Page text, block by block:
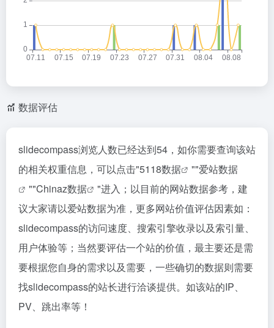
数据评估
slidecompass浏览人数已经达到54，如你需要查询该站
的相关权重信息，可以点击"5118数据 ""爱站数据
""Chinaz数据
"进入；以目前的网站数据参考，建
议大家请以爱站数据为准，更多网站价值评估因素如：
slidecompass的访问速度、搜索引擎收录以及索引量、
用户体验等；当然要评估一个站的价值，最主要还是需
要根据您自身的需求以及需要，一些确切的数据则需要
找slidecompass的站长进行洽谈提供。如该站的IP、
PV、跳出率等！